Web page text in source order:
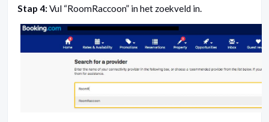
Stap 4: Vul “RoomRaccoon” in het zoekveld in.